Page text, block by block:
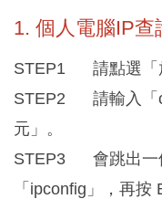
1. 個人電腦IP查
STEP1 請點選「
STEP2 請輸入「
元」。
STEP3 會跳出一
「ipconfig」，再按